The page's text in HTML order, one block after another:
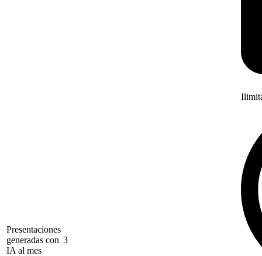
Presentaciones
generadas con
IA al mes
3